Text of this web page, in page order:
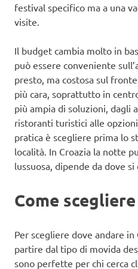
festival specifico ma a una
visite.
Il budget cambia molto in
può essere conveniente
presto, ma costosa sul
più cara, soprattutto in
più ampia di soluzioni, dagli
ristoranti turistici alle
pratica è scegliere prima lo
località. In Croazia la notte
lussuosa, dipende da dove si
Come
Per scegliere dove andare
partire dal tipo di movida
sono perfette per chi cerca